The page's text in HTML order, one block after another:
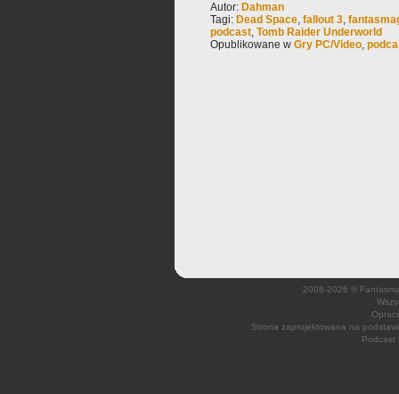
Autor: Dahman
Tagi: Dead Space, fallout 3,
podcast, Tomb Raider Underworld
Opublikowane w Gry PC/Video,
2008-2026 ©
Strona zaprojektowana na
Podcast